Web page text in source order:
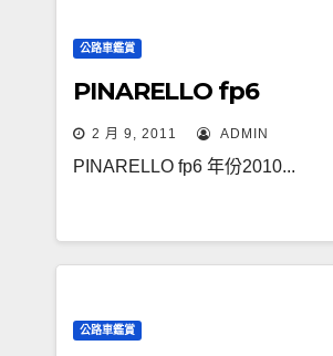
公路車鑑賞
PINARELLO fp6
2 月 9, 2011 ADMIN
PINARELLO fp6 年份2010...
公路車鑑賞